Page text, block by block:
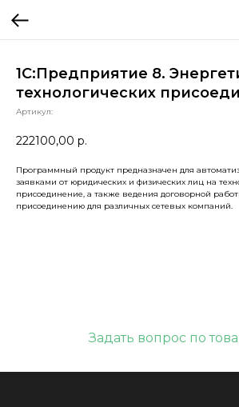
1С:Предприятие 8.
технологических
Артикул:
222100,00 р.
Программный продукт предназначен для
заявками от юридических и физических лиц на
присоединение, а также ведения договорной
присоединению для различных сетевых компаний.
Задать вопрос по